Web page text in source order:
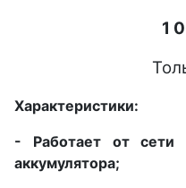
1
Характеристики:
- Работает от сети
аккумулятора;